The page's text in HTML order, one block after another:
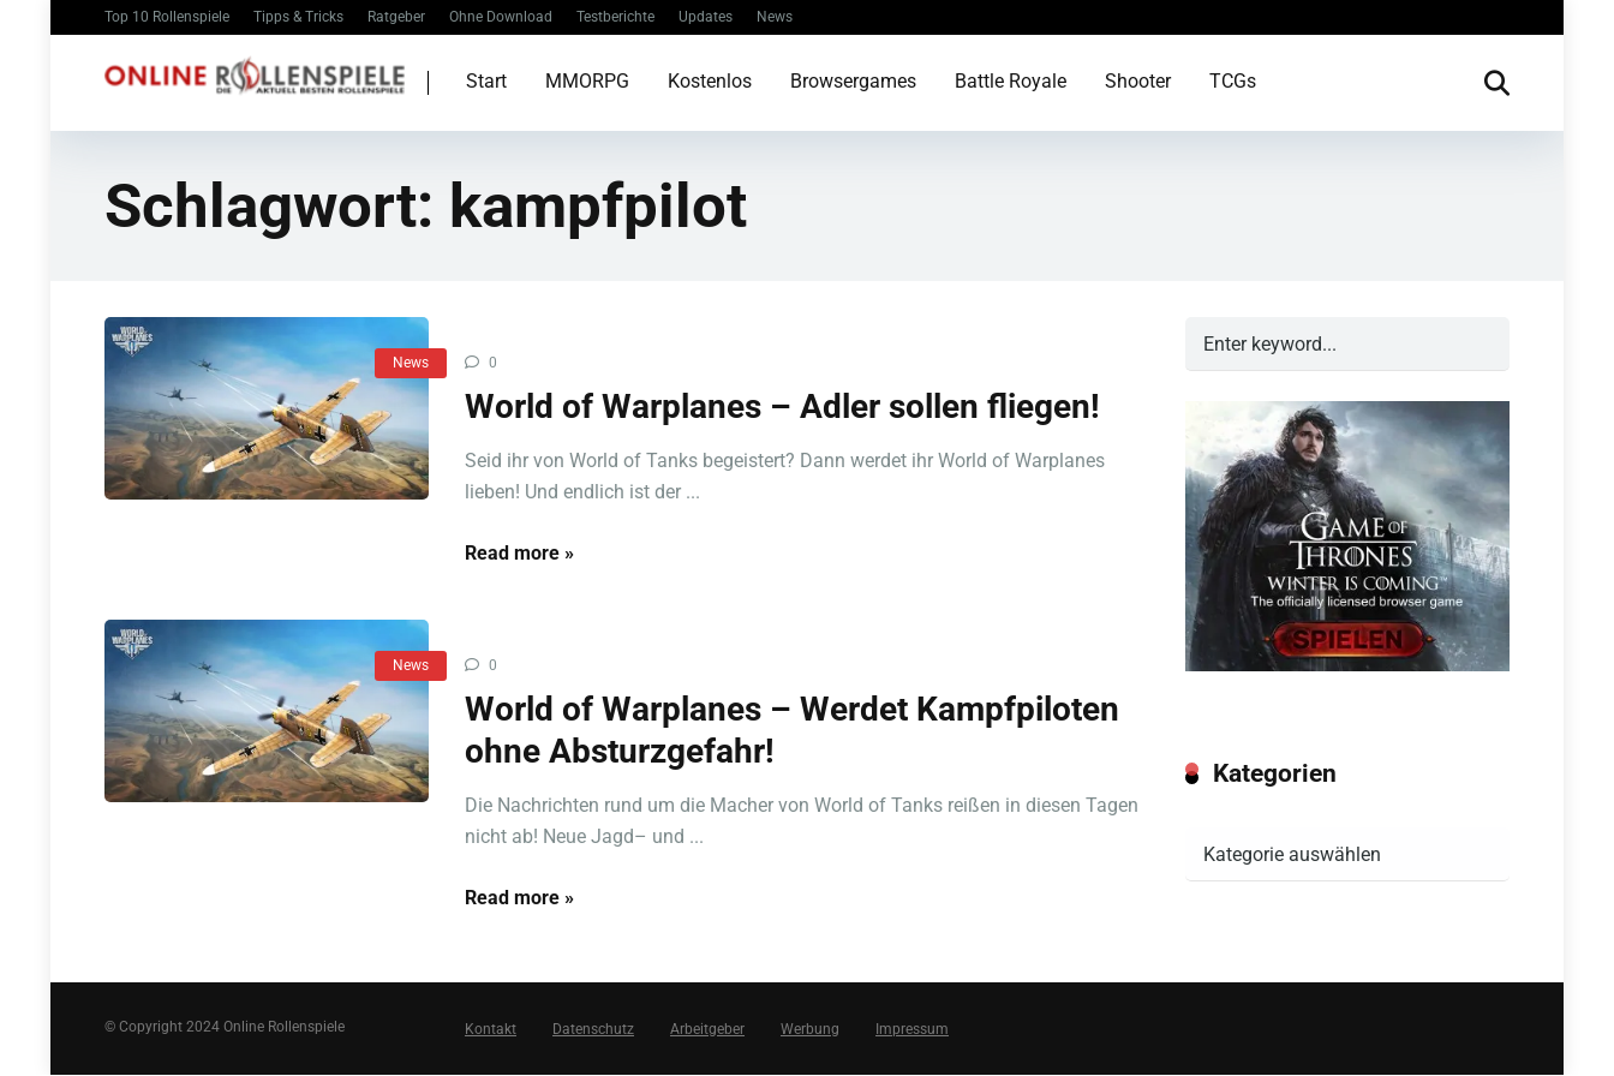
Top 10 Rollenspiele Tipps & Tricks Ratgeber Ohne Download Testberichte Updates News
Start MMORPG Kostenlos Browsergames Battle Royale Shooter TCGs
Schlagwort: kampfpilot
News 0
World of Warplanes – Adler sollen fliegen!
Seid ihr von World of Tanks begeistert? Dann werdet ihr World of Warplanes
lieben! Und endlich ist der ...
Read more »
News 0
World of Warplanes – Werdet Kampfpiloten
ohne Absturzgefahr!
Die Nachrichten rund um die Macher von World of Tanks reißen in diesen Tagen
nicht ab! Neue Jagd– und ...
Read more »
Kategorien
© Copyright 2024 Online Rollenspiele Kontakt Datenschutz Arbeitgeber Werbung Impressum